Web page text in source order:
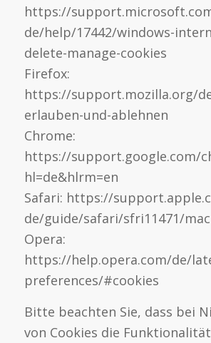
https://
de/help/17442/windows-
delete-manage-cookies
Firefox:
https://support.mozilla.org/
erlauben-und-ablehnen
Chrome:
https://support.google.com/
hl=de&hlrm=en
Safari: https://
de/guide/safari/sfri11471/mac
Opera:
https://help.opera.com/de/
preferences/#cookies
Bitte beachten Sie, dass bei
von Cookies die